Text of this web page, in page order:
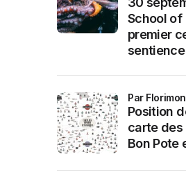
School of
premier
Position
carte des
Bon Pote
par